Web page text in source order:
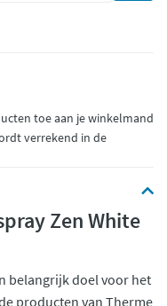
toe aan je winkelmand
verrekend in de
Zen White
belangrijk doel voor het
producten van Therme